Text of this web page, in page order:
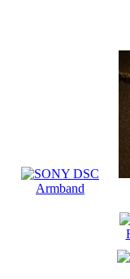
Armband